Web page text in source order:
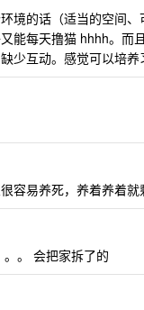
境的话（适当的空间
能每天撸猫 hhhh。而
少互动。感觉可以培
容易养死，养着养着就
。 会把家拆了的